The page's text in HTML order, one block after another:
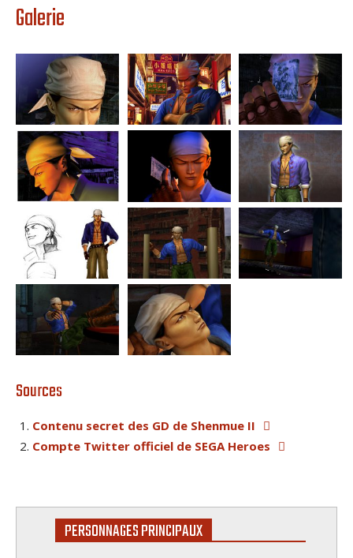
Galerie
Sources
Contenu secret des GD de Shenmue II
Compte Twitter officiel de SEGA Heroes
PERSONNAGES PRINCIPAUX